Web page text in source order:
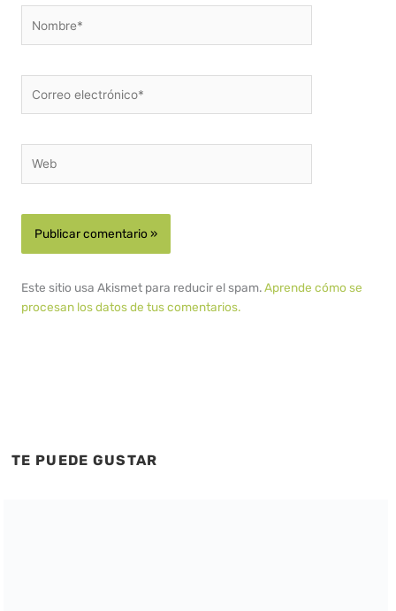
electrónico*
Este sitio usa Akismet para reducir el spam.Aprende cómo se
procesan los datos de tus comentarios.
TE PUEDE GUSTAR